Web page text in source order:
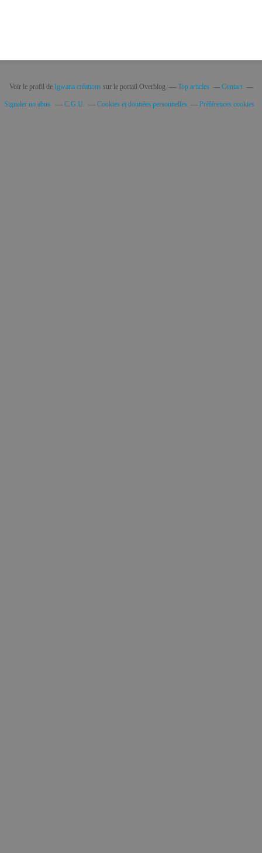
Voir le profil de Igwana créationssur le portail Overblog Top articles Contact
Signaler un abus C.G.U. Cookies et données personnelles Préférences cookies